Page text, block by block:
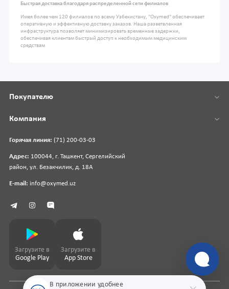
Быстрая доставка благодаря распределенной сети филиалов
Имея более чем 120 филиалов по всему Узбекистану, "Oxymed" обеспечивает
оперативную и эффективную доставку заказов. Наша разветвленная
инфраструктура позволяет минимизировать временные задержки,
обеспечивая клиентам быстрый доступ к необходимым медицинским
средствам
В приложении удобнее
Горячая линия: (71) 200-03-03
Адрес: 100044, г. Ташкент, Сергелийский
район, ул. Безакчилик, д. 18А
E-mail: info@oxymed.uz
Покупателю
Компания
Загрузите в
Google Play
Загрузите в
App Store